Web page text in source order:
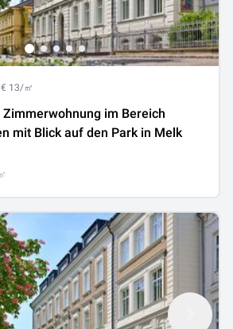
€ 13/㎡
im Bereich
mit Blick auf den Park in Melk